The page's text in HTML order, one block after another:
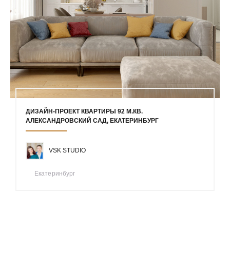
ДИЗАЙН-ПРОЕКТ КВАРТИРЫ 92 М.КВ.
АЛЕКСАНДРОВСКИЙ САД, ЕКАТЕРИНБУРГ
VSK STUDIO
Екатеринбург